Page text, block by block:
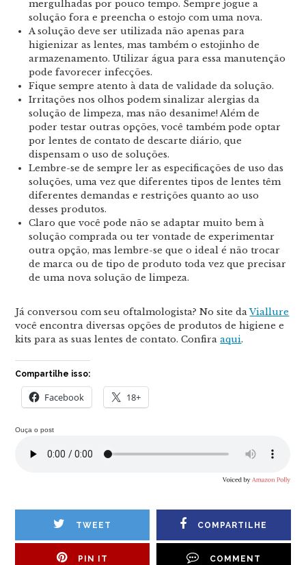
mergulhadas por pouco tempo. Sempre jogue a
solução fora e preencha o estojo com uma nova.
A solução deve ser utilizada não apenas para
higienizar as lentes, mas também o estojinho de
armazenamento. Utilizar água para essa manutenção
pode favorecer infecções.
Fique sempre atento à data de validade da solução.
Irritações nos olhos podem sinalizar alergias da
solução de limpeza, mas não desanime! Além de
poder testar outras opções, você também pode optar
por lentes de contato de descarte diário, que
dispensam o uso de soluções.
Lembre-se de sempre ler as especificações de uso das
soluções, uma vez que diferentes tipos de lentes têm
diferentes demandas e restrições quanto ao uso
desses produtos.
Claro que você pode não se adaptar muito bem à
solução comprada ou ter vontade de experimentar
outra opção, mas lembre-se que o ideal é não trocar
de marca ou de tipo de produto toda vez que precisar
de uma nova solução de limpeza.
Já conversou com seu oftalmologista? No site daViallure
você encontra diversas opções de produtos de higiene e
kits para as suas lentes de contato. Confiraaqui.
Compartilhe isso:
Facebook 18+
Ouça o post
TWEET COMPARTILHE
PIN IT COMMENT